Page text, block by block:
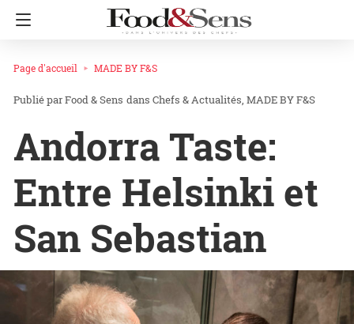
Page d'accueil MADE BY F&S
Food & Sens dans Chefs & Actualités MADE BY F&S
Andorra Taste:
Entre Helsinki et
San Sebastian